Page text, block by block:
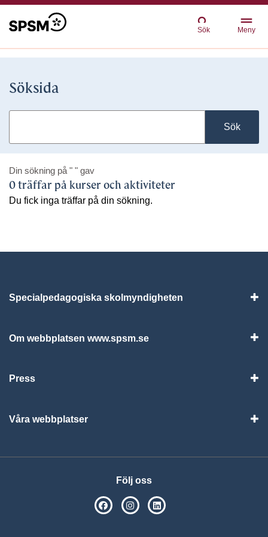
Sök Meny
Söksida
Sök
Din sökning på " " gav
0 träffar på kurser och aktiviteter
Du fick inga träffar på din sökning.
Specialpedagogiska skolmyndigheten
Om webbplatsen www.spsm.se
Press
Våra webbplatser
Följ oss
SPSM på Facebook
SPSM på Instagram